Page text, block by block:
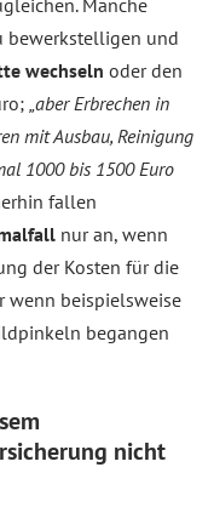
Manche
bewerkstelligen und
wechseln oder den
„aber Erbrechen in
mit Ausbau, Reinigung
1000 bis 1500 Euro
fallen
nur an, wenn
der Kosten für die
wenn beispielsweise
begangen
nicht